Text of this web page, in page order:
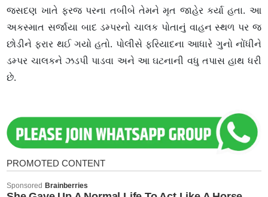
જસદણ ખાતે ફરજ પરના તબીબે તેમને મૃત જાહેર કર્યા હતા. આ
અકસ્માત સર્જાયા બાદ ડમ્પરનો ચાલક પોતાનું વાહન સ્થળ પર જ
છોડીને ફરાર થઈ ગયો હતો. પોલીસે ફરિયાદના આધારે ગુનો નોંધીને
ડમ્પર ચાલકને ઝડપી પાડવા અને આ ઘટનાની વધુ તપાસ હાથ ધરી
છે.